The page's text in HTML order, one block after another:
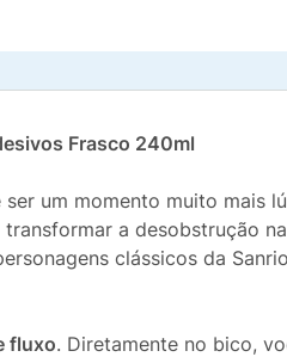
Frasco 240ml
um momento muito mais
a desobstrução
clássicos da
fluxo. Diretamente no bico,